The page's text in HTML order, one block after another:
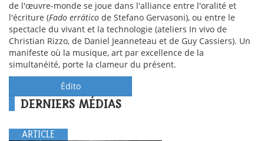
de l'œuvre-monde se joue dans l'alliance entre l'oralité et
l'écriture (Fado errático de Stefano Gervasoni), ou entre le
spectacle du vivant et la technologie (ateliers In vivo de
Christian Rizzo, de Daniel Jeanneteau et de Guy Cassiers). Un
manifeste où la musique, art par excellence de la
simultanéité, porte la clameur du présent.
Édito
DERNIERS MÉDIAS
ARTICLE